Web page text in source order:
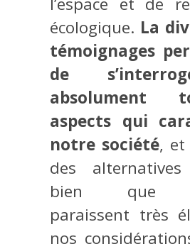
écologique. La
témoignages
de
absolument
aspects qui
notre société, et
des alternatives
bien que
paraissent très
nos